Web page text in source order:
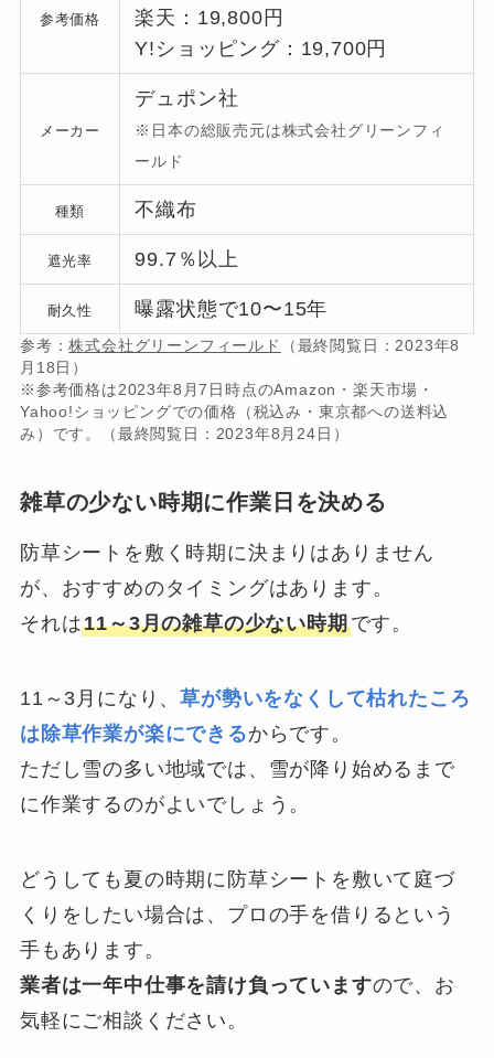
参考価格
楽天：19,800円
Y!ショッピング：19,700円
メーカー
デュポン社
※日本の総販売元は株式会社グリーンフィ
ールド
種類 不織布
遮光率 99.7％以上
耐久性 曝露状態で10〜15年
参考：株式会社グリーンフィールド
（最終閲覧日：2023年8
月18日）
※参考価格は2023年8月7日時点のAmazon・楽天市場・
Yahoo!ショッピングでの価格（税込み・東京都への送料込
み）です。（最終閲覧日：2023年8月24日）
雑草の少ない時期に作業日を決める
防草シートを敷く時期に決まりはありません
が、おすすめのタイミングはあります。
それは11～3月の雑草の少ない時期です。
11～3月になり、草が勢いをなくして枯れたころ
は除草作業が楽にできるからです。
ただし雪の多い地域では、雪が降り始めるまで
に作業するのがよいでしょう。
どうしても夏の時期に防草シートを敷いて庭づ
くりをしたい場合は、プロの手を借りるという
手もあります。
業者は一年中仕事を請け負っていますので、お
気軽にご相談ください。